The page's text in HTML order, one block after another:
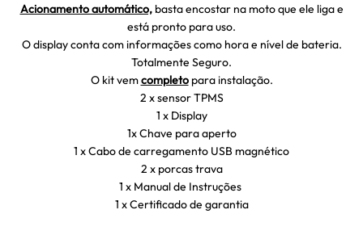
Acionamento automático,basta encostar na moto que ele liga e
está pronto para uso.
O display conta com informações como hora e nível de bateria.
Totalmente Seguro.
O kit vemcompletopara instalação.
2 x sensor TPMS
1 x Display
1x Chave para aperto
1 x Cabo de carregamento USB magnético
2 x porcas trava
1 x Manual de Instruções
1 x Certificado de garantia